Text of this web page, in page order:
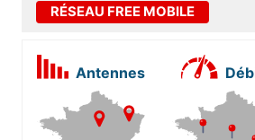
RÉSEAU FREE MOBILE
Antennes